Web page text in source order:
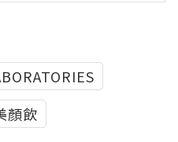
顏飲